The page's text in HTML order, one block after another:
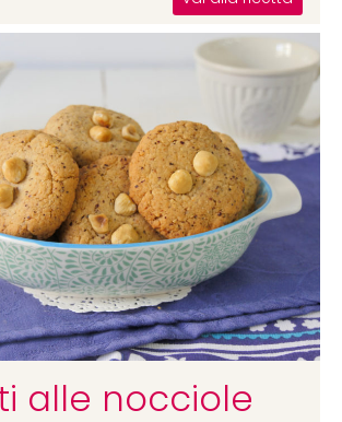
alle nocciole